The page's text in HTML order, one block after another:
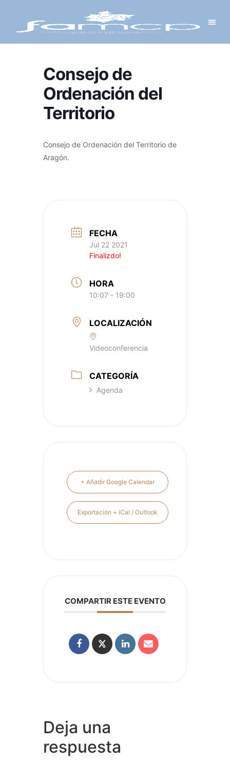
Consejo de
Ordenación del
Territorio
Consejo de Ordenación del Territorio de
Aragón.
FECHA
Jul 22 2021
Finalizdo!
HORA
10:07 - 19:00
LOCALIZACIÓN
Videoconferencia
CATEGORÍA
Agenda
+ Añadir Google Calendar
Exportación + iCal / Outlook
COMPARTIR ESTE EVENTO
Deja una
respuesta